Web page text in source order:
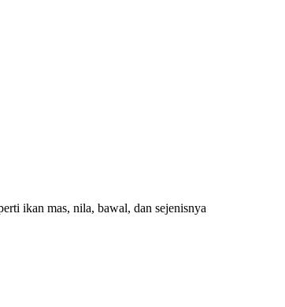
ikan mas, nila, bawal, dan sejenisnya